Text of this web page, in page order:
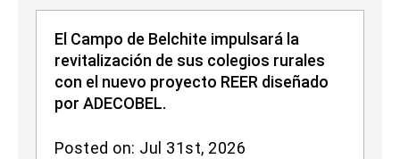
El Campo de Belchite impulsará la
revitalización de sus colegios rurales
con el nuevo proyecto REER diseñado
por ADECOBEL.
Posted on: Jul 31st, 2026